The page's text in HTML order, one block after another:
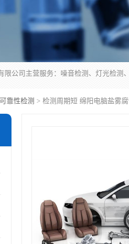
可靠性检测 > 检测周期短 绵阳电脑盐雾